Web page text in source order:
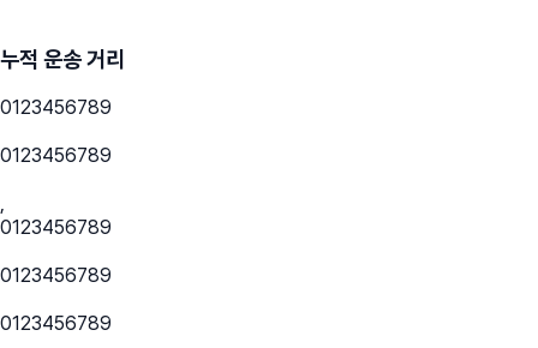
누적 운송 거리
0123456789
0123456789
,
0123456789
0123456789
0123456789